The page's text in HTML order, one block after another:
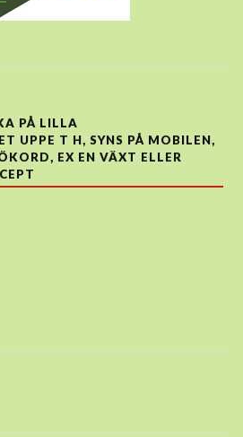
PÅ LILLA
UPPE T H, SYNS PÅ MOBILEN,
EX EN VÄXT ELLER